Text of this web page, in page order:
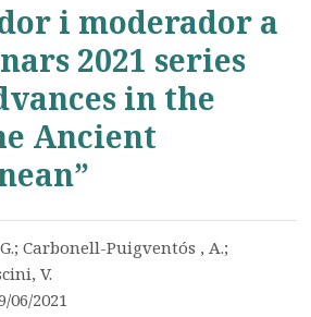
i moderador a
2021 series
in the
Ancient
Carbonell-Puigventós , A.;
V.
06/2021